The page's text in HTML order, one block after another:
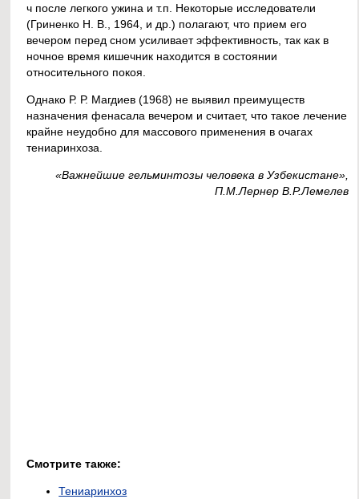
ч после легкого ужина и т.п. Некоторые исследователи
(Гриненко Н. В., 1964, и др.) полагают, что прием его
вечером перед сном усиливает эффективность, так как в
ночное время кишечник находится в состоянии
относительного покоя.
Однако Р. Р. Магдиев (1968) не выявил преимуществ
назначения фенасала вечером и считает, что такое лечение
крайне неудобно для массового применения в очагах
тениаринхоза.
«Важнейшие гельминтозы человека в Узбекистане»,
П.М.Лернер В.Р.Лемелев
Смотрите также:
Тениаринхоз